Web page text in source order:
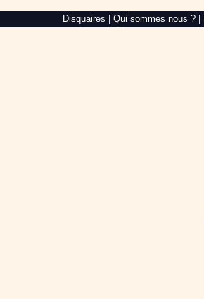
Disquaires | Qui sommes nous ? |
Web,